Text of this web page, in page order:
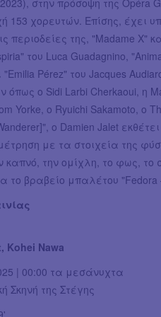
153 χορευτών. Επίσης, έχει
περιοδείες της, "Madame X"
του Luca Guadagnino,
"Emilia Pérez" του Jacques
όπως ο Sidi Larbi Cherkaoui, η
Yorke, o Ryuichi Sakamoto, o
o Damien Jalet
με τα στοιχεία της
καπνό, την ομίχλη, το φως, το
το βραβείο μπαλέτου "Fedora
Kohei Nawa
| 00:00 τα μεσάνυχτα
Σκηνή της Στέγης